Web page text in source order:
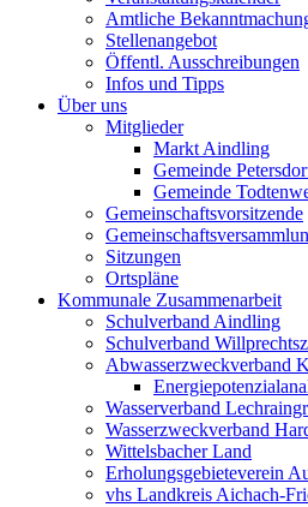
Amtliche
Stellenangebot
Öffentl. Ausschreibungen
Infos und Tipps
Über uns
Mitglieder
Markt Aindling
Gemeinde
Gemeinde
Gemeinschaftsvorsitzende
Sitzungen
Ortspläne
Kommunale Zusammenarbeit
Schulverband Aindling
Schulverband
Abwasserzweckverband
Wasserverband
Wasserzweckverband
Wittelsbacher Land
Erholungsgebieteverein
vhs Landkreis Aichach-